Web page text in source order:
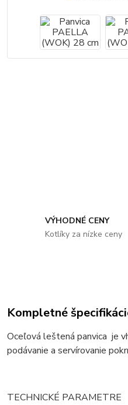
VÝHODNÉ CENY
Kotlíky za nízke ceny
Kompletné
Oceľová leštená panvica je
podávanie a servírovanie
TECHNICKÉ PARAMETRE